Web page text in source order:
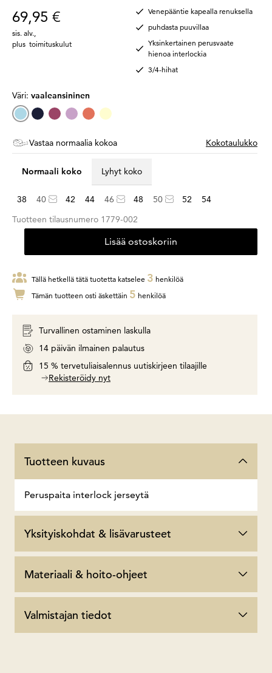
69,95 €
sis. alv.
plus toimituskulut
Venepääntie kapealla renuksella
puhdasta puuvillaa
Yksinkertainen perusvaate
hienoa interlockia
3/4-hihat
Väri: vaaleansininen
Vastaa normaalia kokoa Kokotaulukko
Normaali koko Lyhyt koko
38 40 42 44 46 48 50 52
54
Tuotteen tilausnumero 1779-002
Lisää ostoskoriin
Tällä hetkellä tätä tuotetta katselee 3 henkilöä
Tämän tuotteen osti äskettäin 5 henkilöä
Turvallinen ostaminen laskulla
14 päivän ilmainen palautus
15 % tervetuliaisalennus uutiskirjeen tilaajille
Rekisteröidy nyt
Tuotteen kuvaus
Peruspaita interlock jerseytä
Yksityiskohdat & lisävarusteet
Materiaali & hoito-ohjeet
Valmistajan tiedot